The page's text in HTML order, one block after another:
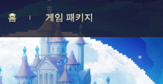
홈 게임 패키지